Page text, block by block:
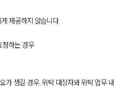
제공하지 않습니다.
청하는 경우
생길 경우, 위탁 대상자와 위탁 업무